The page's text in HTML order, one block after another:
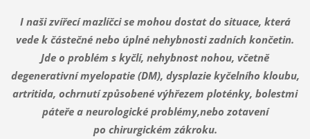
I naši zvířecí mazlíčci se mohou dostat do situace, která
vede k částečné nebo úplné nehybnosti zadních končetin.
Jde o problém s kyčlí, nehybnost nohou, včetně
degenerativní myelopatie (DM), dysplazie kyčelního kloubu,
artritida, ochrnutí způsobené výhřezem ploténky, bolestmi
páteře a neurologické problémy,nebo zotavení
po chirurgickém zákroku.